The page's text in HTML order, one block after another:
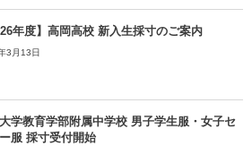
年度】高岡高校 新入生採寸のご案内
3月13日
学教育学部附属中学校 男子学生服・女子セ
服 採寸受付開始